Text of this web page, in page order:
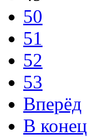
50
51
52
53
Вперёд
В конец